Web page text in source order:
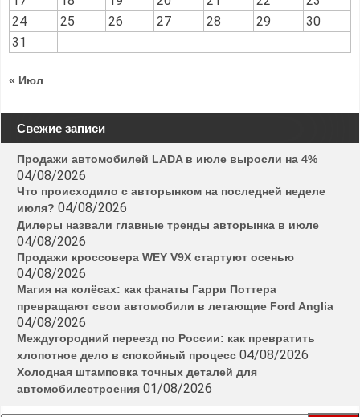
24
25 26 27 28 29
30
31
« Июл
Свежие записи
Продажи автомобилей LADA в июле выросли на 4%
04/08/2026
Что происходило с авторынком на последней неделе
июля? 04/08/2026
Дилеры назвали главные тренды авторынка в июле
04/08/2026
Продажи кроссовера WEY V9X стартуют осенью
04/08/2026
Магия на колёсах: как фанаты Гарри Поттера
превращают свои автомобили в летающие Ford Anglia
04/08/2026
Междугородний переезд по России: как превратить
хлопотное дело в спокойный процесс 04/08/2026
Холодная штамповка точных деталей для
автомобилестроения 01/08/2026